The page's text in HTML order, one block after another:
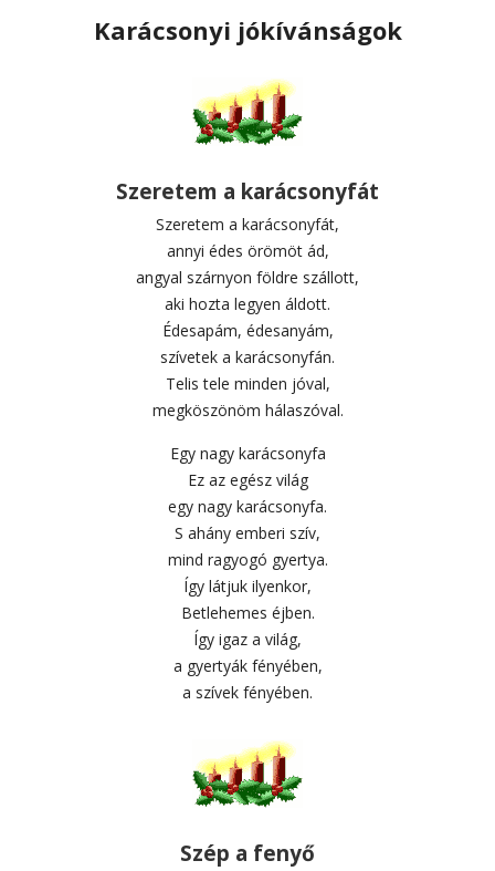
Karácsonyi jókívánságok
Szeretem a karácsonyfát
Szeretem a karácsonyfát,
annyi édes örömöt ád,
angyal szárnyon földre szállott,
aki hozta legyen áldott.
Édesapám, édesanyám,
szívetek a karácsonyfán.
Telis tele minden jóval,
megköszönöm hálaszóval.
Egy nagy karácsonyfa
Ez az egész világ
egy nagy karácsonyfa.
S ahány emberi szív,
mind ragyogó gyertya.
Így látjuk ilyenkor,
Betlehemes éjben.
Így igaz a világ,
a gyertyák fényében,
a szívek fényében.
Szép a fenyő